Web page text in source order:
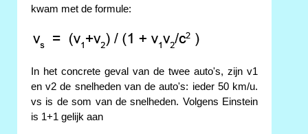
kwam met de formule:
In het concrete geval van de twee auto's, zijn v1
en v2 de snelheden van de auto's: ieder 50 km/u.
vs is de som van de snelheden. Volgens Einstein
is 1+1 gelijk aan